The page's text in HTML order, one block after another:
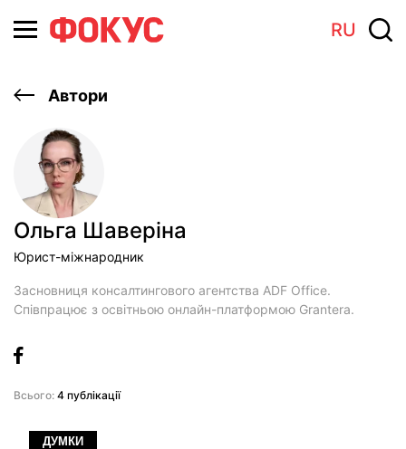
RU
Автори
Ольга Шаверіна
Юрист-міжнародник
Засновниця консалтингового агентства ADF Office.
Співпрацює з освітньою онлайн-платформою Grantera.
Всього: 4 публікації
ДУМКИ